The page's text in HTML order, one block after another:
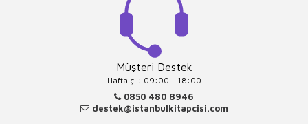
Müşteri Destek
Haftaiçi : 09:00 - 18:00
0850 480 8946
destek@istanbulkitapcisi.com